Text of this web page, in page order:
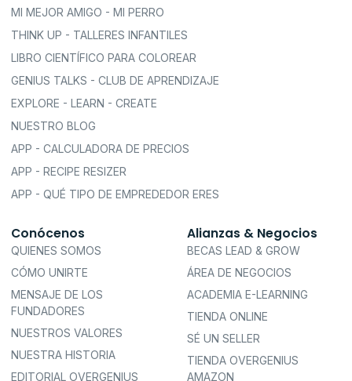
MI MEJOR AMIGO - MI PERRO
THINK UP - TALLERES INFANTILES
LIBRO CIENTÍFICO PARA COLOREAR
GENIUS TALKS - CLUB DE APRENDIZAJE
EXPLORE - LEARN - CREATE
NUESTRO BLOG
APP - CALCULADORA DE PRECIOS
APP - RECIPE RESIZER
APP - QUÉ TIPO DE EMPREDEDOR ERES
Conócenos
QUIENES SOMOS
CÓMO UNIRTE
MENSAJE DE LOS
FUNDADORES
NUESTROS VALORES
NUESTRA HISTORIA
EDITORIAL OVERGENIUS
Alianzas & Negocios
BECAS LEAD & GROW
ÁREA DE NEGOCIOS
ACADEMIA E-LEARNING
TIENDA ONLINE
SÉ UN SELLER
TIENDA OVERGENIUS
AMAZON